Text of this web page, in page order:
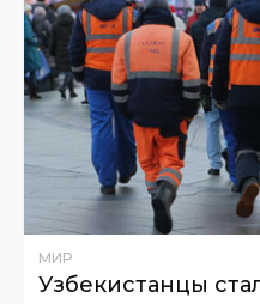
МИР
Узбекистанцы